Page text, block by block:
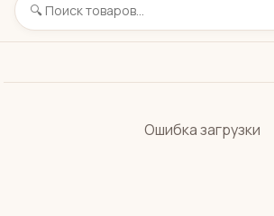
Ошибка загрузки